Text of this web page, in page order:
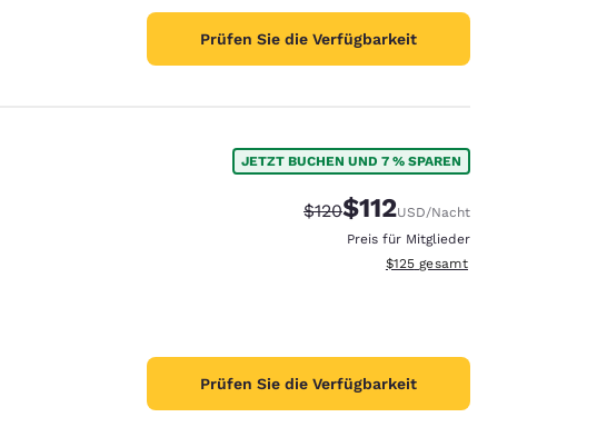
Prüfen Sie die Verfügbarkeit
JETZT BUCHEN UND 7 % SPAREN
Durchgestrichener Preis:
$120Vergünstigter Preis:
$112USD/Nacht
Preis für Mitglieder
Geschätzte Gesamtdetails
$125 gesamt
Prüfen Sie die Verfügbarkeit